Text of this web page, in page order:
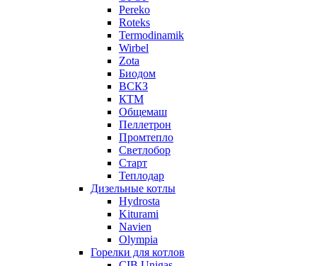
Pereko
Roteks
Termodinamik
Wirbel
Zota
Биодом
ВСКЗ
КТМ
Общемаш
Пеллетрон
Промтепло
Светлобор
Старт
Теплодар
Дизельные котлы
Hydrosta
Kiturami
Navien
Olympia
Горелки для котлов